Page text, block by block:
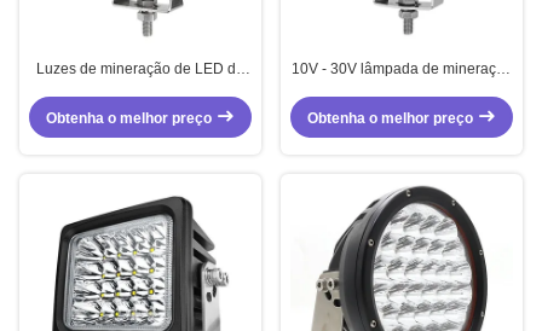
Luzes de mineração de LED de
inundação de LED IP67
Comercial
Obtenha o melhor preço
10V - 30V lâmpada de mineração
trabalho profissional
Obtenha o melhor preço